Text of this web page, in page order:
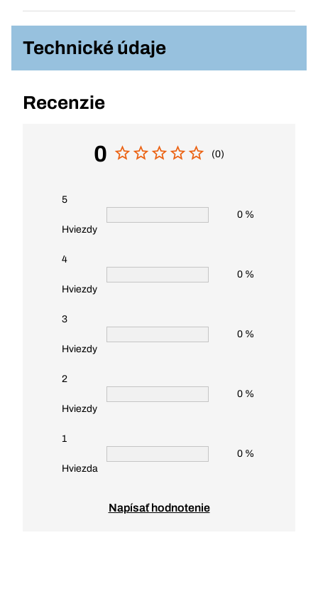
Technické údaje
Recenzie
0 (0)
5
Hviezdy
0 %
4
Hviezdy
0 %
3
Hviezdy
0 %
2
Hviezdy
0 %
1
Hviezda
0 %
Napísať hodnotenie